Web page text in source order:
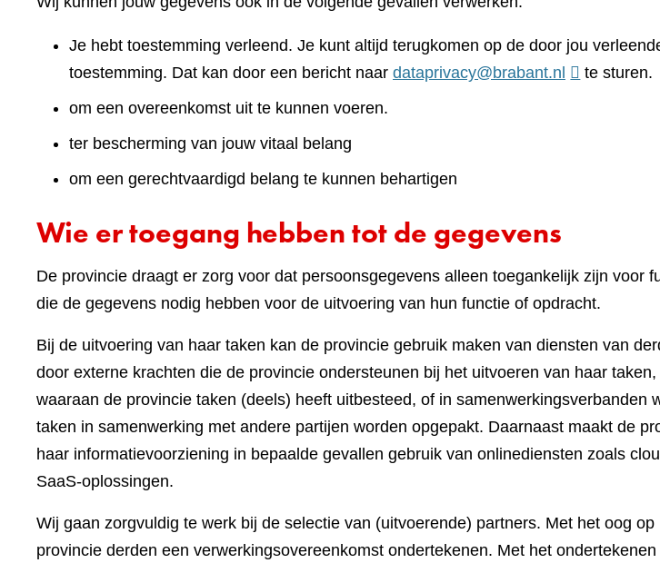
Je hebt toestemming verleend. Je kunt altijd terugkomen op de door jou
toestemming. Dat kan door een bericht naar dataprivacy@brabant.nl
te sturen.
om een overeenkomst uit te kunnen voeren.
ter bescherming van jouw vitaal belang
om een gerechtvaardigd belang te kunnen behartigen
Wie er toegang hebben tot de gegevens
De provincie draagt er zorg voor dat persoonsgegevens alleen toegankelijk zijn voor
die de gegevens nodig hebben voor de uitvoering van hun functie of opdracht.
Bij de uitvoering van haar taken kan de provincie gebruik maken van diensten van
door externe krachten die de provincie ondersteunen bij het uitvoeren van haar
waaraan de provincie taken (deels) heeft uitbesteed, of in samenwerkingsverbanden
taken in samenwerking met andere partijen worden opgepakt. Daarnaast maakt de
haar informatievoorziening in bepaalde gevallen gebruik van onlinediensten zoals
SaaS-oplossingen.
Wij gaan zorgvuldig te werk bij de selectie van (uitvoerende) partners. Met het oog
provincie derden een verwerkingsovereenkomst ondertekenen. Met het